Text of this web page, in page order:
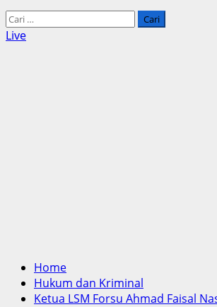
Cari
untuk:
Live
Home
Hukum dan Kriminal
Ketua LSM Forsu Ahmad Faisal